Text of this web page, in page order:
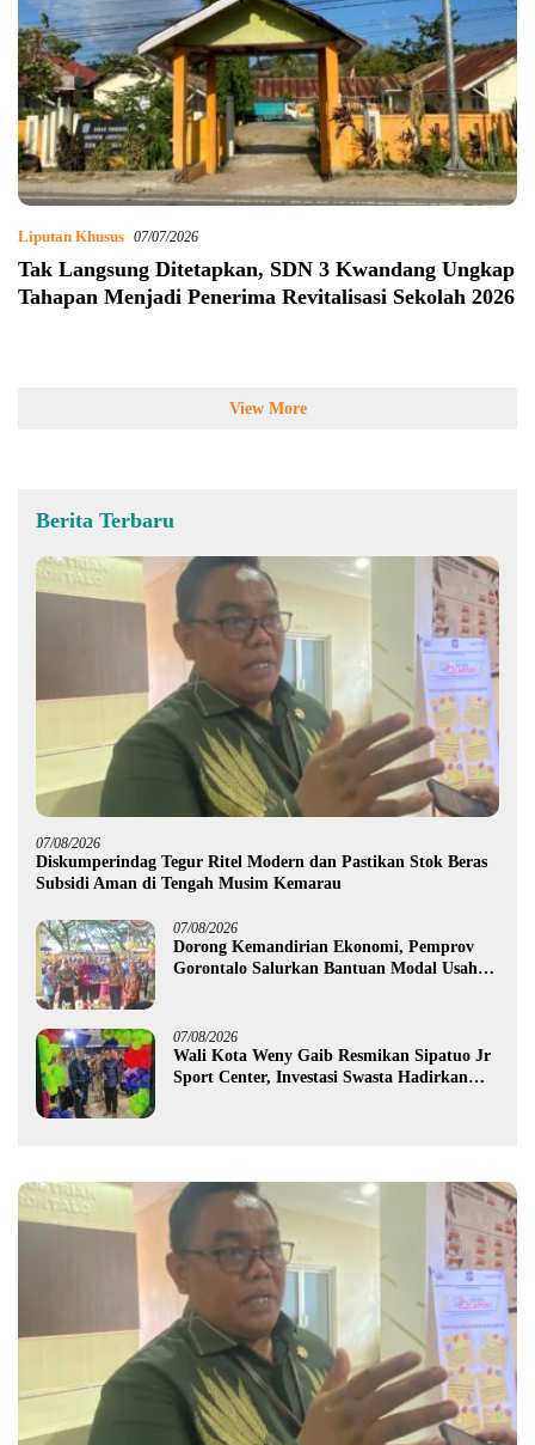
Liputan Khusus 07/07/2026
Tak Langsung Ditetapkan, SDN 3 Kwandang Ungkap
Tahapan Menjadi Penerima Revitalisasi Sekolah 2026
View More
Berita Terbaru
07/08/2026
Diskumperindag Tegur Ritel Modern dan Pastikan Stok Beras
Subsidi Aman di Tengah Musim Kemarau
07/08/2026
Dorong Kemandirian Ekonomi, Pemprov
Gorontalo Salurkan Bantuan Modal Usaha
07/08/2026
Wali Kota Weny Gaib Resmikan Sipatuo Jr
Sport Center, Investasi Swasta Hadirkan